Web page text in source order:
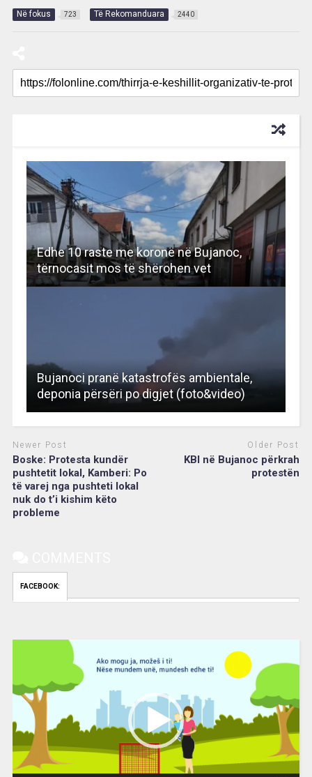
Në fokus 723 Të Rekomanduara 2440
Edhe 10 raste me koronë në Bujanoc,
tërnocasit mos të shërohen vet
Bujanoci pranë katastrofës ambientale,
deponia përsëri po digjet (foto&video)
Newer Post
Boske: Protesta kundër
pushtetit lokal, Kamberi: Po
të varej nga pushteti lokal
nuk do t’i kishim këto
probleme
Older Post
KBI në Bujanoc përkrah
protestën
FACEBOOK: